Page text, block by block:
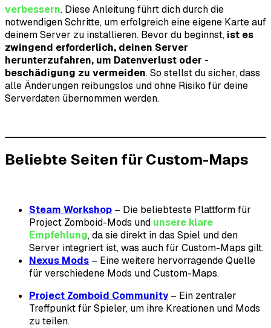
verbessern. Diese Anleitung führt dich durch die
notwendigen Schritte, um erfolgreich eine eigene Karte auf
deinem Server zu installieren. Bevor du beginnst, ist es
zwingend erforderlich, deinen Server
herunterzufahren, um Datenverlust oder -
beschädigung zu vermeiden. So stellst du sicher, dass
alle Änderungen reibungslos und ohne Risiko für deine
Serverdaten übernommen werden.
Beliebte Seiten für Custom-Maps
Steam Workshop – Die beliebteste Plattform für
Project Zomboid-Mods und unsere klare
Empfehlung, da sie direkt in das Spiel und den
Server integriert ist, was auch für Custom-Maps gilt.
Nexus Mods – Eine weitere hervorragende Quelle
für verschiedene Mods und Custom-Maps.
Project Zomboid Community– Ein zentraler
Treffpunkt für Spieler, um ihre Kreationen und Mods
zu teilen.